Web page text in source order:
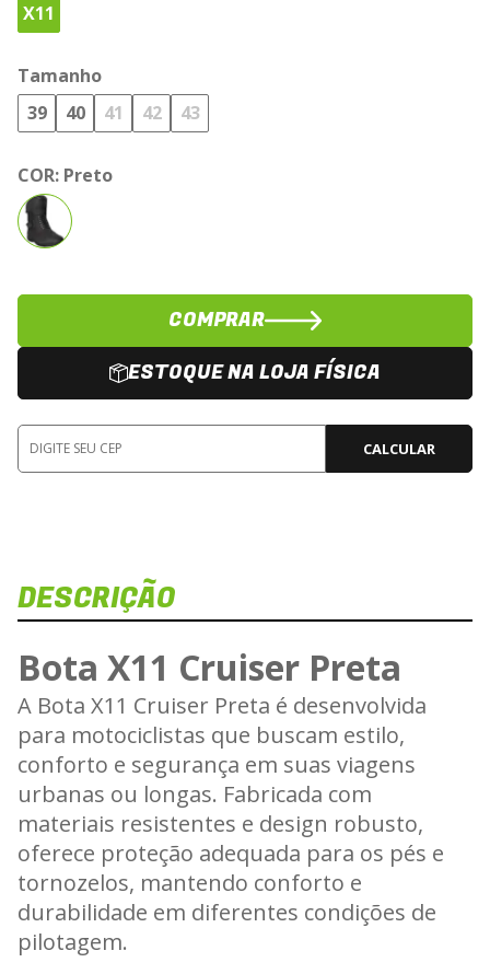
X11
Tamanho
39
40 41 42 43
COR: Preto
COMPRAR
ESTOQUE NA LOJA FÍSICA
CALCULAR
Veja
DESCRIÇÃO
Bota X11 Cruiser Preta
A Bota X11 Cruiser Preta é desenvolvida
para motociclistas que buscam estilo,
conforto e segurança em suas viagens
urbanas ou longas. Fabricada com
materiais resistentes e design robusto,
oferece proteção adequada para os pés e
tornozelos, mantendo conforto e
durabilidade em diferentes condições de
pilotagem.